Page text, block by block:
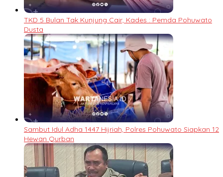
TKD 5 Bulan Tak Kunjung Cair, Kades : Pemda Pohuwato
Dusta
Sambut Idul Adha 1447 Hijriah, Polres Pohuwato Siapkan 12
Hewan Qurban